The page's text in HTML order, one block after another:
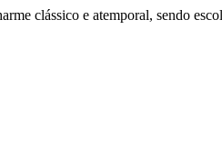
clássico e atemporal, sendo